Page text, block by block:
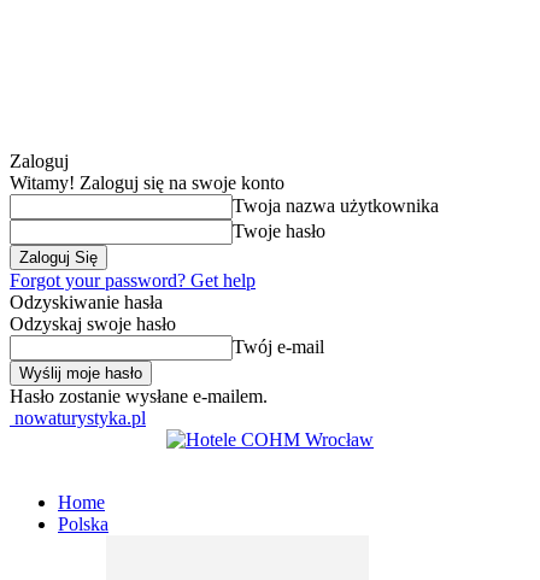
Zaloguj
Witamy! Zaloguj się na swoje konto
Twoja nazwa użytkownika
Twoje hasło
Forgot your password? Get help
Odzyskiwanie hasła
Odzyskaj swoje hasło
Twój e-mail
Hasło zostanie wysłane e-mailem.
nowaturystyka.pl
Home
Polska